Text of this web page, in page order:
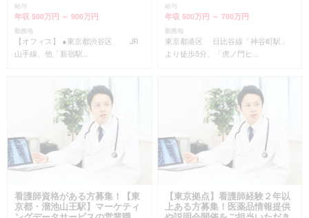
給与
年収 500万円 ～ 900万円
勤務地
【オフィス】 ●東京都渋谷区 JR
山手線、他「新宿駅...
給与
年収 500万円 ～ 700万円
勤務地
東京都港区 日比谷線「神谷町駅」
より徒歩5分、「虎ノ門ヒ...
看護師資格がある方募集！【東
京都・溜池山王駅】マーケティ
【東京拠点】看護師経験２年以
上ある方募集！医薬品情報提供